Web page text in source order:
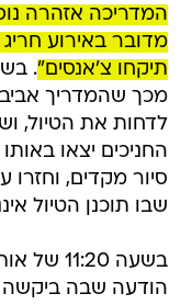
המדריכה אזהרה
מדובר באירוע
תיקחו צ'אנסים"
מכך שהמדריך אביב
לדחות את הטיול,
החניכים יצאו
סיור מקדים,
שבו תוכנן הטיול
בשעה
הודעה שבה